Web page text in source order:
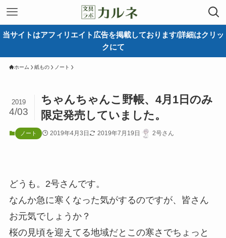
当サイトはアフィリエイト広告を掲載しております/詳細はクリッ
クにて
ホーム 紙もの ノート
ちゃんちゃんこ野帳、4月1日のみ
限定発売していました。
2019
4/03
ノート 2019年4月3日 2019年7月19日 2号さん
どうも。2号さんです。
なんか急に寒くなった気がするのですが、皆さん
お元気でしょうか？
桜の見頃を迎えてる地域だとこの寒さでちょっと